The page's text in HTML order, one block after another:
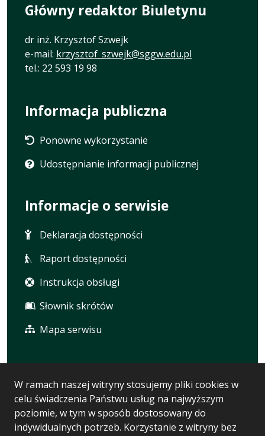
W ramach naszej witryny stosujemy pliki cookies w
celu świadczenia Państwu usług na najwyższym
poziomie, w tym w sposób dostosowany do
indywidualnych potrzeb. Korzystanie z witryny bez
Główny redaktor Biuletynu
dr inż. Krzysztof Szwejk
e-mail: krzysztof_szwejk@sggw.edu.pl
tel.: 22 593 19 98
Informacja publiczna
Ponowne wykorzystanie
Udostępnianie informacji publicznej
Informacje o serwisie
Deklaracja dostępności
Raport dostępności
Instrukcja obsługi
Słownik skrótów
Mapa serwisu
Statystyki oglądalności
Polityka prywatności